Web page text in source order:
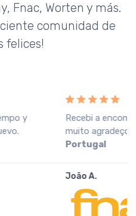
Fnac, Worten y más.
comunidad de
felices!
condições, o que
o vendedor.
Fnac